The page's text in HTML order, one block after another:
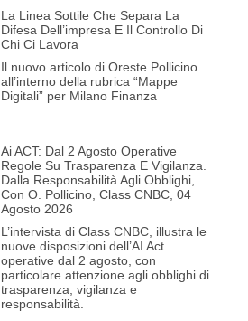
La Linea Sottile Che Separa La
Difesa Dell’impresa E Il Controllo Di
Chi Ci Lavora
Il nuovo articolo di Oreste Pollicino
all’interno della rubrica “Mappe
Digitali” per Milano Finanza
Ai ACT: Dal 2 Agosto Operative
Regole Su Trasparenza E Vigilanza.
Dalla Responsabilità Agli Obblighi,
Con O. Pollicino, Class CNBC, 04
Agosto 2026
L’intervista di Class CNBC, illustra le
nuove disposizioni dell’AI Act
operative dal 2 agosto, con
particolare attenzione agli obblighi di
trasparenza, vigilanza e
responsabilità.